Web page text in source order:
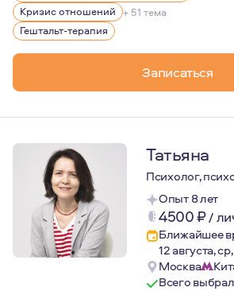
есть любимая музыка (очень
есть любимые места силы в горах
Жить мою жизнь с ее разными
Ещё в моей жизни постоянно
Кризис отношений + 51 тема
Гештальт-терапия
Записаться
Татьяна
Психолог,
Опыт 8 лет
4500₽/
Ближайшее
12 августа,
Москва
Всего